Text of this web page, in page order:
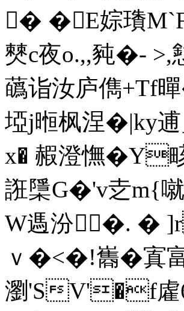
� �E婃璳
僰c夜o.,,豘�- >,
蘤诣汝庐儁+
埡j暅枫涅
x� 赮澄憮
誑檃G�'v赱m{
W遤汾�. �
ｖ�<�!巂�寘
瀏'SV'�f雐